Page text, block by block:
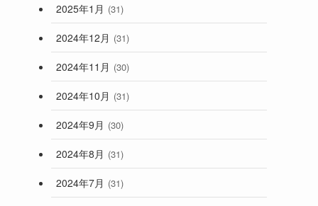
2025年1月 (31)
2024年12月 (31)
2024年11月 (30)
2024年10月 (31)
2024年9月 (30)
2024年8月 (31)
2024年7月 (31)